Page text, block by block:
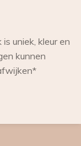
is uniek, kleur en
kunnen